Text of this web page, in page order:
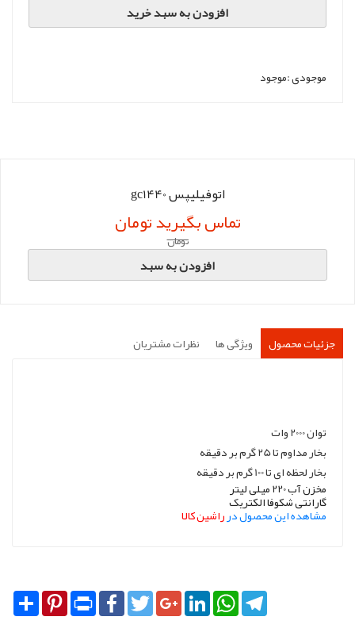
افزودن به سبد خرید
موجودی :موجود
اتوفیلیپس gc1440
تماس بگیرید تومان
تومان
افزودن به سبد
جزئیات محصول ویژگی ها نظرات مشتریان
توان 2000 وات
بخار مداوم تا 25 گرم بر دقیقه
بخار لحظه ای تا 100 گرم بر دقیقه
مخزن آب 220 میلی لیتر
گارانتی شکوفا الکتریک
مشاهده این محصول درراشین کالا
Share PinterestPrint FacebookTwitterGoogle+LinkedInWhatsApp